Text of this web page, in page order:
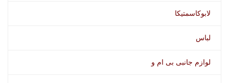
لابوکاسمتیکا
لباس
لوازم جانبی بی ام و